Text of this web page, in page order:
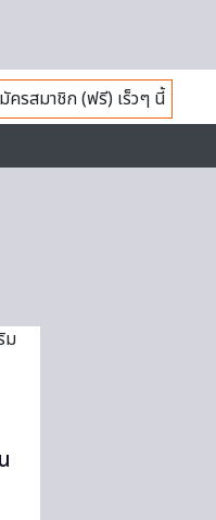
ครสมาชิก (ฟรี) เร็วๆ นี้